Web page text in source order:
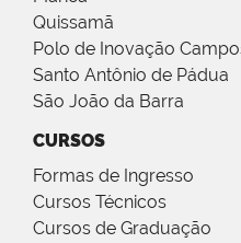
Quissamã
Polo de Inovação
Santo Antônio de Pádua
São João da Barra
CURSOS
Formas de Ingresso
Cursos Técnicos
Cursos de Graduação